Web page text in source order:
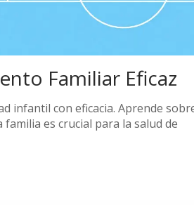
Familiar Eficaz
infantil con eficacia. Aprende
es crucial para la salud de